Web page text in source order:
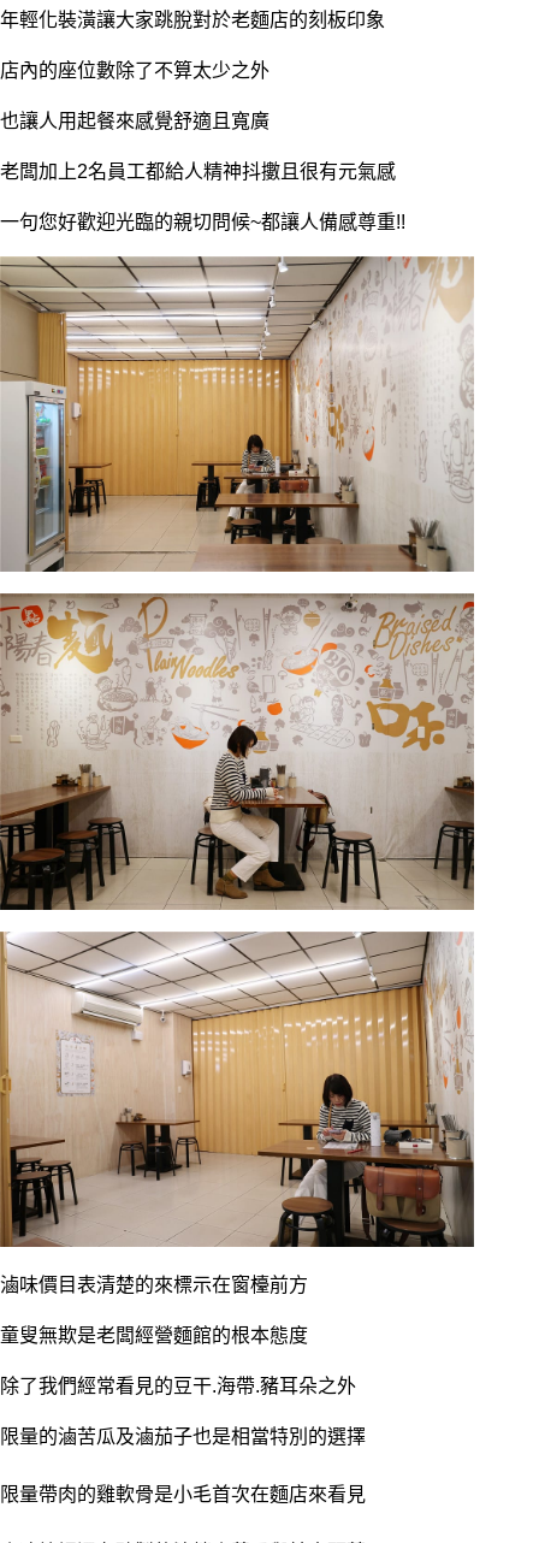
年輕化裝潢讓大家跳脫對於老麵店的刻板印象
店內的座位數除了不算太少之外
也讓人用起餐來感覺舒適且寬廣
老闆加上2名員工都給人精神抖擻且很有元氣感
一句您好歡迎光臨的親切問候~都讓人備感尊重!!
滷味價目表清楚的來標示在窗檯前方
童叟無欺是老闆經營麵館的根本態度
除了我們經常看見的豆干.海帶.豬耳朵之外
限量的滷苦瓜及滷茄子也是相當特別的選擇
限量帶肉的雞軟骨是小毛首次在麵店來看見